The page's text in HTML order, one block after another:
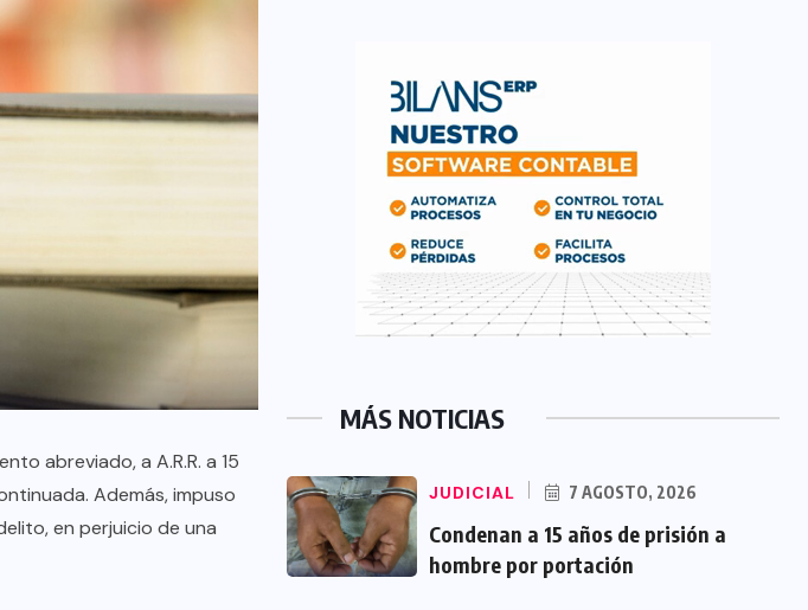
abreviado, a A.R.R. a 15
Además, impuso
en perjuicio de una
MÁS NOTICIAS
JUDICIAL 7 AGOSTO, 2026
Condenan a 15 años de prisión a
hombre por portación